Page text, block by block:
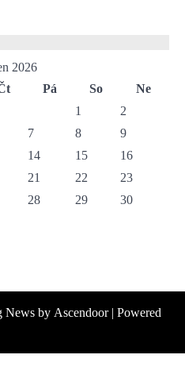
2026
Pá So
Ne
1
2
7 8
9
14 15
16
21 22
23
28 29
30
News by Ascendoor| Powered